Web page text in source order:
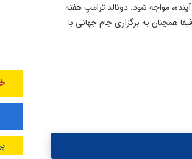
مواجه شود. دونالد ترامپ هفته
همچنان به برگزاری جام جهانی با